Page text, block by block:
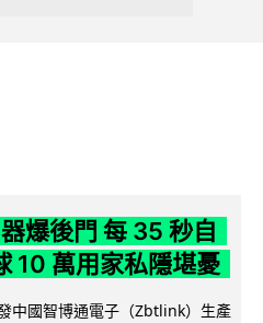
爆後門 每 35 秒自
10 萬用家私隱堪憂
中國智博通電子（Zbtlink）生產